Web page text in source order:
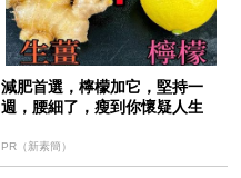
減肥首選，檸檬加它，堅持一
週，腰細了，瘦到你懷疑人生
PR（新素簡）